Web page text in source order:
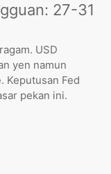
27-31
USD
yen namun
Keputusan Fed
pekan ini.